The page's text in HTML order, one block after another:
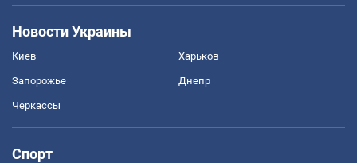
Новости Украины
Киев Харьков
Запорожье Днепр
Черкассы
Спорт